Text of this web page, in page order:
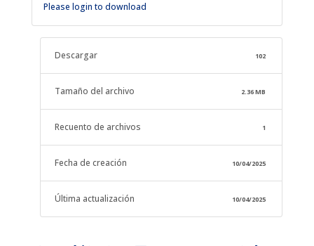
Please login to download
Descargar 102
Tamaño del archivo 2.36 MB
Recuento de archivos 1
Fecha de creación 10/04/2025
Última actualización 10/04/2025